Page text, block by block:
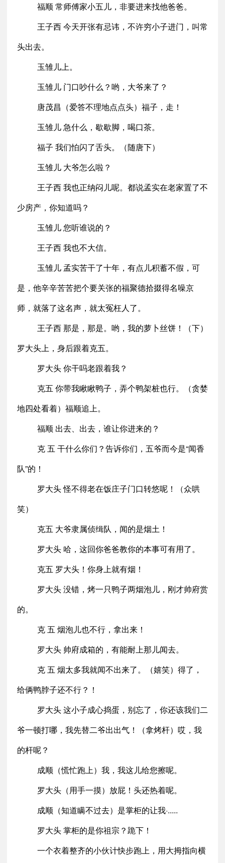
福顺 常师傅家小五儿，非要进来找他爸爸。
王子西 今天开张有忌讳，不许穷小子进门，叫常
头出去。
玉雏儿上。
玉雏儿 门口吵什么？哟，大爷来了？
唐茂昌（爱答不理地点点头）福子，走！
玉雏儿 急什么，歇歇脚，喝口茶。
福子 我们怕闪了舌头。（随唐下）
玉雏儿 大爷怎么啦？
王子西 我也正纳闷儿呢。都说孟实在老家置了不
少房产，你知道吗？
玉雏儿 您听谁说的？
王子西 我也不大信。
玉雏儿 孟实苦干了十年，有点儿积蓄不假，可
是，他辛辛苦苦把个要关张的福聚德拾掇得名噪京
师，就落了这名声，就太冤枉人了。
王子西 那是，那是。哟，我的萝卜丝饼！（下）
罗大头上，身后跟着克五。
罗大头 你干吗老跟着我？
克五 你带我瞅瞅鸭子，弄个鸭架桩也行。（贪婪
地四处看着）福顺追上。
福顺 出去、出去，谁让你进来的？
克 五 干什么你们？告诉你们，五爷而今是“闻香
队”的！
罗大头 怪不得老在饭庄子门口转悠呢！（众哄
笑）
克五 大爷隶属侦缉队，闻的是烟土！
罗大头 哈，这回你爸爸教你的本事可有用了。
克五 罗大头！你身上就有烟！
罗大头 没错，烤一只鸭子两烟泡儿，刚才帅府赏
的。
克 五 烟泡儿也不行，拿出来！
罗大头 帅府成箱的，有能耐上那儿闻去。
克 五 烟太多我就闻不出来了。（嬉笑）得了，
给俩鸭脖子还不行？！
罗大头 这小子成心捣蛋，别忘了，你还该我们二
爷一顿打哪，我先替二爷出出气！（拿烤杆）哎，我
的杆呢？
成顺（慌忙跑上）我，我这儿给您擦呢。
罗大头（用手一摸）放屁！头还热着呢。
成顺（知道瞒不过去）是掌柜的让我·.....
罗大头 掌柜的是你祖宗？跪下！
一个衣着整齐的小伙计快步跑上，用大拇指向横